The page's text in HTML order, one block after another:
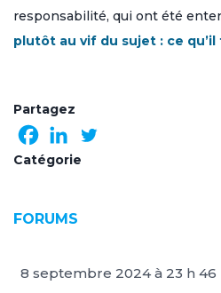
responsabilité, qui ont été
plutôt au vif du sujet : ce
Partagez
Catégorie
FORUMS
8 septembre 2024 à 23 h 46